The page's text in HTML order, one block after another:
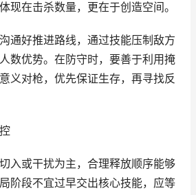
现在击杀数量，更在于创造空间。
通好推进路线，通过技能压制敌方
数优势。在防守时，要善于利用掩
义对枪，优先保证生存，再寻找反
入或干扰为主，合理释放顺序能够
阶段不宜过早交出核心技能，应等